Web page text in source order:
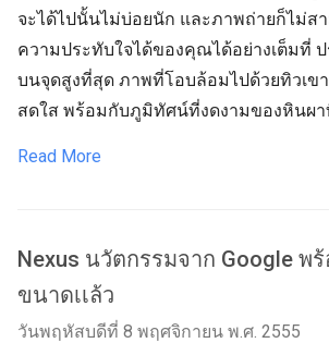
จะได้ไปนั้นไม่บ่อยนัก และภาพถ่ายก็ไม่ส
ความประทับใจได้ของคุณได้อย่างเต็มที่
บนจุดสูงที่สุด ภาพที่โอบล้อมไปด้วยทิวเข
สดใส พร้อมกับภูมิทัศน์ที่งดงามของหินผ
Read More
Nexus นวัตกรรมจาก Google พ
ขนาดเเล้ว
วันพฤหัสบดีที่ 8 พฤศจิกายน พ.ศ. 2555